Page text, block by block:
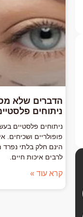
הדברים שלא
ניתוחים
ניתוחים פלסטיים
פופולריים ושכיחים.
הינם חלק בלתי נפרד
לרבים איכות חיים.
קרא עוד »